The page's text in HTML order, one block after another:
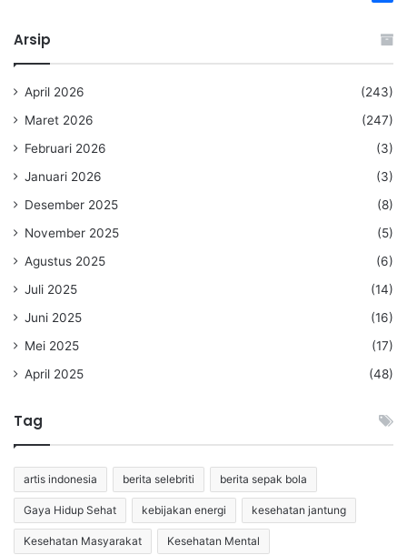
Arsip
April 2026
(243)
Maret 2026
(247)
Februari 2026
(3)
Januari 2026
(3)
Desember 2025
(8)
November 2025
(5)
Agustus 2025
(6)
Juli 2025
(14)
Juni 2025
(16)
Mei 2025
(17)
April 2025
(48)
Tag
artis indonesia berita selebriti berita sepak bola
Gaya Hidup Sehat kebijakan energi kesehatan jantung
Kesehatan Masyarakat Kesehatan Mental